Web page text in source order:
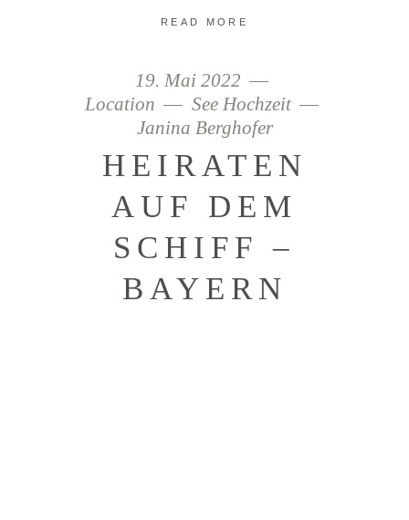
READ MORE
19. Mai 2022
Location
See Hochzeit
Janina Berghofer
HEIRATEN
AUF DEM
SCHIFF –
BAYERN